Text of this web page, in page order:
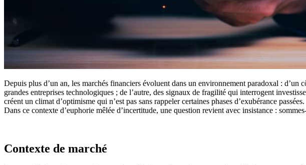
Depuis plus d’un an, les marchés financiers évoluent dans un environnement paradoxal :
grandes entreprises technologiques ; de l’autre, des signaux de fragilité qui interrogent
créent un climat d’optimisme qui n’est pas sans rappeler certaines phases d’exubérance passées.
Dans ce contexte d’euphorie mêlée d’incertitude, une question revient avec insistance :
Contexte de marché